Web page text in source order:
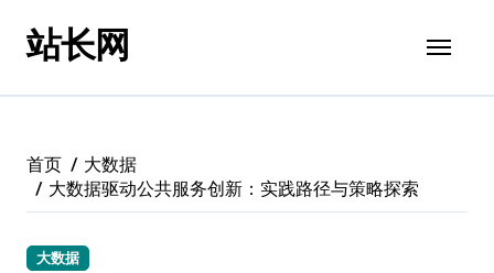
站长网
首页
大数据
大数据驱动公共服务创新：实践路径与策略探索
大数据